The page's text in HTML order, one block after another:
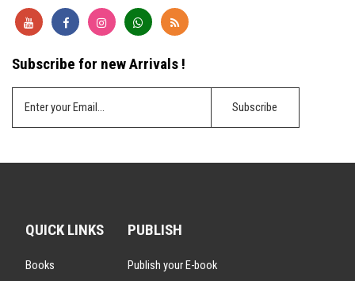
Subscribe for new Arrivals !
QUICK LINKS
Books
PUBLISH
Publish your E-book